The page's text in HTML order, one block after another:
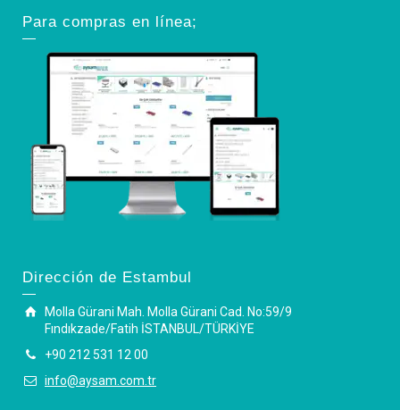
Para compras en línea;
Dirección de Estambul
Molla Gürani Mah. Molla Gürani Cad. No:59/9
Fındıkzade/Fatih İSTANBUL/TÜRKİYE
+90 212 531 12 00
info@aysam.com.tr